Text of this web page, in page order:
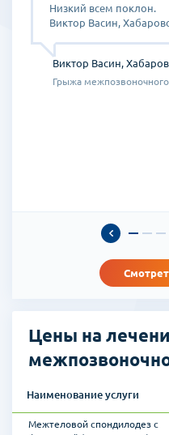
Низкий всем поклон.
Виктор Васин,
Виктор Васин,
Грыжа межпозвоночного
Цены на
Наименование услуги
Mежтеловой спондилодез с